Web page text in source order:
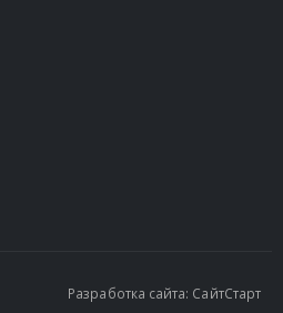
Разработка сайта: СайтСтарт